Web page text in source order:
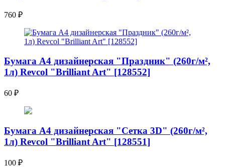
760 ₽
Бумага A4 дизайнерская "Праздник" (260г/м²,
1л) Revcol "Brilliant Art" [128552]
60 ₽
Бумага A4 дизайнерская "Сетка 3D" (260г/м²,
1л) Revcol "Brilliant Art" [128551]
100 ₽